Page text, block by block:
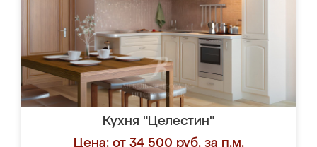
Кухня "Целестин"
Цена: от 34 500 руб. за п.м.